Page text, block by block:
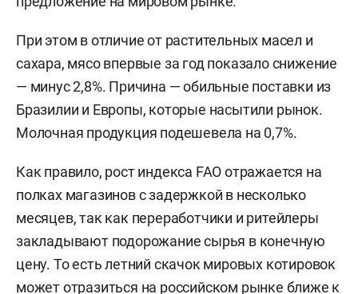
При этом в отличие от растительных масел и
сахара, мясо впервые за год показало снижение
— минус 2,8%. Причина — обильные поставки из
Бразилии и Европы, которые насытили рынок.
Молочная продукция подешевела на 0,7%.
Как правило, рост индекса FAO отражается на
полках магазинов с задержкой в несколько
месяцев, так как переработчики и ритейлеры
закладывают подорожание сырья в конечную
цену. То есть летний скачок мировых котировок
может отразиться на российском рынке ближе к